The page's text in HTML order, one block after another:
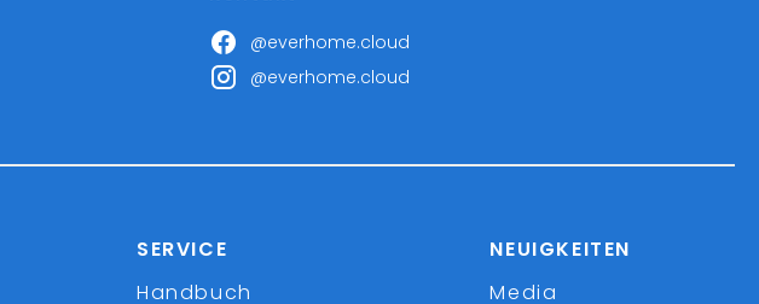
@everhome.cloud
@everhome.cloud
SERVICE
Handbuch
NEUIGKEITEN
Media